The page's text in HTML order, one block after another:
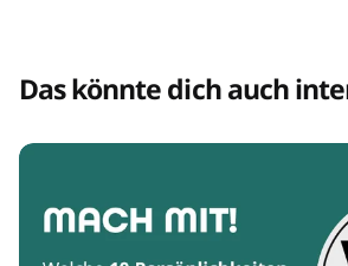
Das könnte dich auch